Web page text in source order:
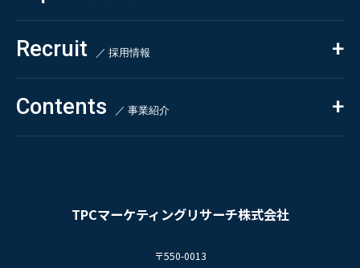
TPCマーケティングリサーチ株式会社
〒550-0013
- クイックリサーチ
自主企画調査
Pharmaceuticals & Medical
Chemical & Life Sciences
ALL
お知らせ
新刊情報
掲載情報
Recruit ／ 採用情報
採用TOP
- 求める人物像
Contents ／ 事業紹介
お問い合わせ
プライバシーポリシー